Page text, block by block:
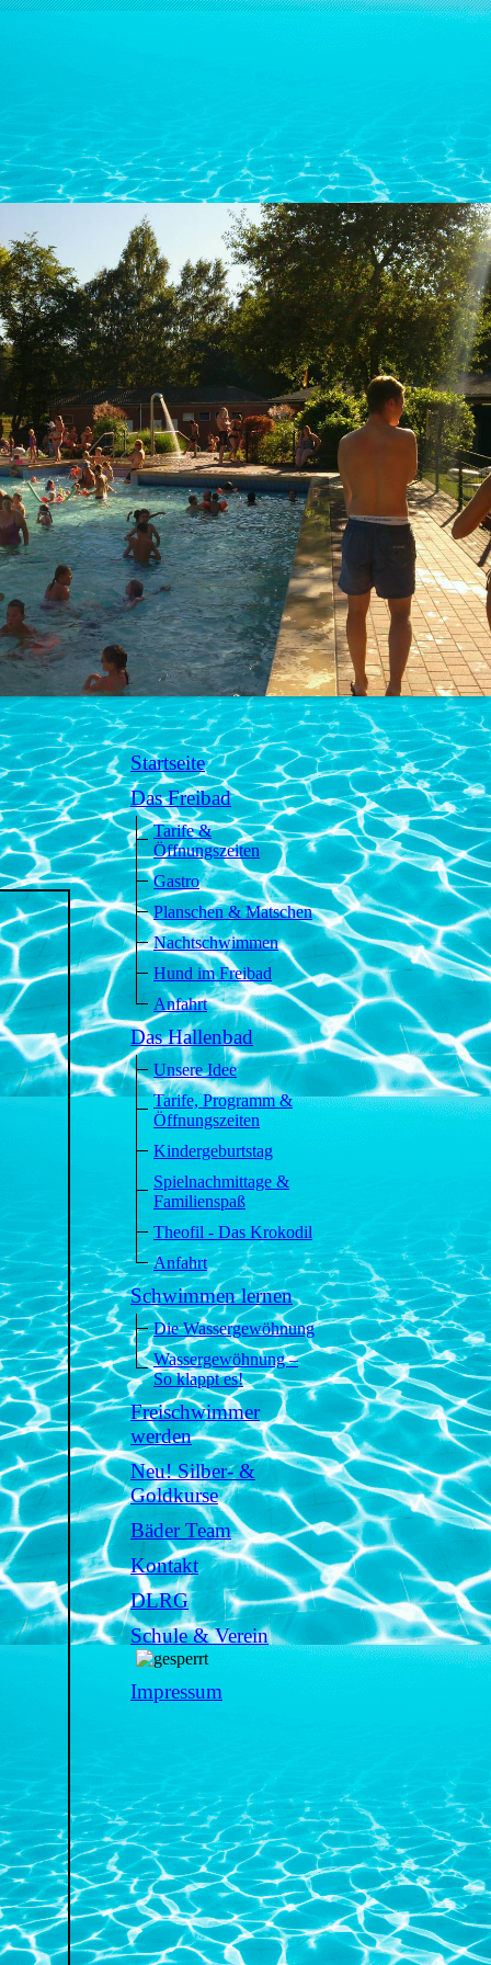
Startseite
Das Freibad
Tarife &
Öffnungszeiten
Gastro
Planschen & Matschen
Nachtschwimmen
Hund im Freibad
Anfahrt
Das Hallenbad
Unsere Idee
Tarife, Programm &
Öffnungszeiten
Kindergeburtstag
Spielnachmittage &
Familienspaß
Theofil - Das Krokodil
Anfahrt
Schwimmen lernen
Die Wassergewöhnung
Wassergewöhnung –
So klappt es!
Freischwimmer
werden
Neu! Silber- &
Goldkurse
Bäder Team
Kontakt
DLRG
Schule & Verein
Impressum